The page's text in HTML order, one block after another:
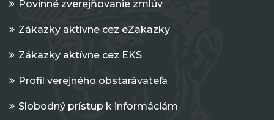
Povinné zverejňovanie zmlúv
Zákazky aktívne cez eZakazky
Zákazky aktívne cez EKS
Profil verejného obstarávateľa
Slobodný prístup k informáciám